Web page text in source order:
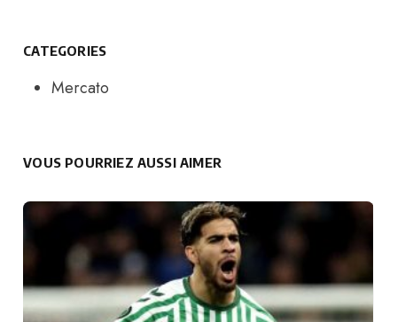
CATEGORIES
Mercato
VOUS POURRIEZ AUSSI AIMER